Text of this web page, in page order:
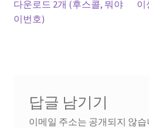
탐전
글:
다운로드 2개 (후스콜, 뭐야
이번호)
음
이
답글 남기기
이메일 주소는 공개되지 않습